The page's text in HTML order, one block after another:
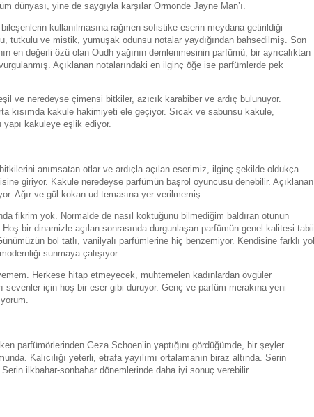
dünyası, yine de saygıyla karşılar Ormonde Jayne Man’ı.
kullanılmasına rağmen sofistike eserin meydana getirildiği
tutkulu ve mistik, yumuşak odunsu notalar yaydığından bahsedilmiş. Son
en değerli özü olan Oudh yağının demlenmesinin parfümü, bir ayrıcalıktan
Açıklanan notalarındaki en ilginç öğe ise parfümlerde pek
ve neredeyse çimensi bitkiler, azıcık karabiber ve ardıç bulunuyor.
kısımda kakule hakimiyeti ele geçiyor. Sıcak ve sabunsu kakule,
yapı kakuleye eşlik ediyor.
anımsatan otlar ve ardıçla açılan eserimiz, ilginç şekilde oldukça
giriyor. Kakule neredeyse parfümün başrol oyuncusu denebilir. Açıklanan
Ağır ve gül kokan ud temasına yer verilmemiş.
fikrim yok. Normalde de nasıl koktuğunu bilmediğim baldıran otunun
bir dinamizle açılan sonrasında durgunlaşan parfümün genel kalitesi tabii
bol tatlı, vanilyalı parfümlerine hiç benzemiyor. Kendisine farklı yol
sunmaya çalışıyor.
Herkese hitap etmeyecek, muhtemelen kadınlardan övgüler
sevenler için hoş bir eser gibi duruyor. Genç ve parfüm merakına yeni
parfümörlerinden Geza Schoen’in yaptığını gördüğümde, bir şeyler
Kalıcılığı yeterli, etrafa yayılımı ortalamanın biraz altında. Serin
ilkbahar-sonbahar dönemlerinde daha iyi sonuç verebilir.